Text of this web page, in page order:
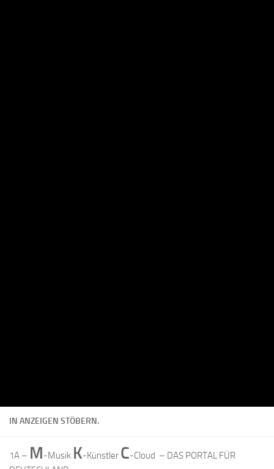
IN ANZEIGEN STÖBERN.
1A – M-Musik K-Künstler C-Cloud – DAS PORTAL FÜR